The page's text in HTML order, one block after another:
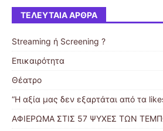
ΤΕΛΕΥΤΑΊΑ ΆΡΘΡΑ
Streaming ή Screening ?
Επικαιρότητα
Θέατρο
“Η αξία μας δεν εξαρτάται από τα
ΑΦΙΕΡΩΜΑ ΣΤΙΣ 57 ΨΥΧΕΣ ΤΩΝ